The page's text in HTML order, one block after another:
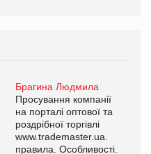
Брагина Людмила
Просування компанії
на порталі оптової та
роздрібної торгівлі
www.trademaster.ua.
правила. Особливості.